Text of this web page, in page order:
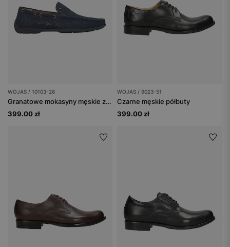
WOJAS / 10103-26
Granatowe mokasyny męskie z perforowaną skórą nubukową
399.00 zł
WOJAS / 9023-51
Czarne męskie półbuty
399.00 zł